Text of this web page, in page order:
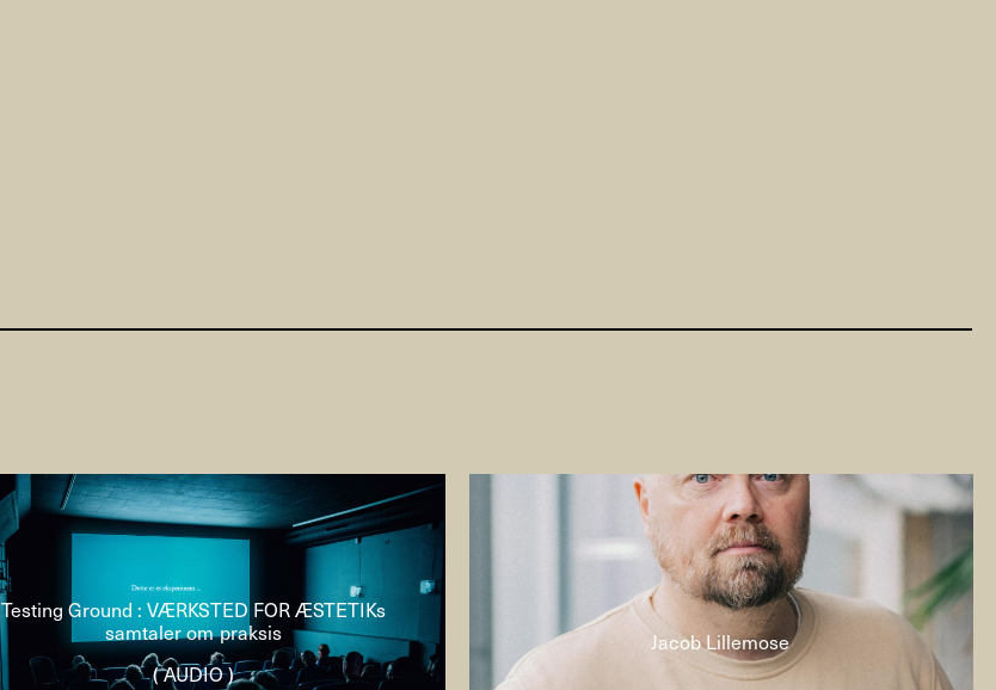
Testing Ground : VÆRKSTED FOR ÆSTETIKs
samtaler om praksis
( AUDIO )
Jacob Lillemose